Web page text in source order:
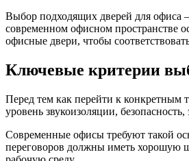
Выбор подходящих дверей для офиса
современном офисном пространстве
офисные двери, чтобы
Ключевые критерии
Перед тем как перейти к конкретным
уровень звукоизоляции,
Современные офисы требуют такой
переговоров должны иметь хорошую